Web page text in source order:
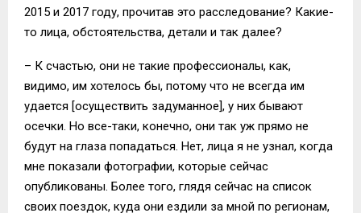
2015 и 2017 году, прочитав это расследование? Какие-
то лица, обстоятельства, детали и так далее?
– К счастью, они не такие профессионалы, как,
видимо, им хотелось бы, потому что не всегда им
удается [осуществить задуманное], у них бывают
осечки. Но все-таки, конечно, они так уж прямо не
будут на глаза попадаться. Нет, лица я не узнал, когда
мне показали фотографии, которые сейчас
опубликованы. Более того, глядя сейчас на список
своих поездок, куда они ездили за мной по регионам,